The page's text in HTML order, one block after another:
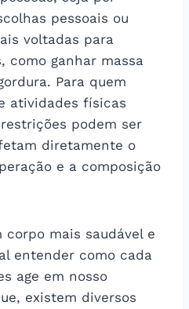
pessoais ou
voltadas para
como ganhar massa
Para quem
atividades físicas
podem ser
diretamente o
e a composição
corpo mais saudável e
entender como cada
age em nosso
existem diversos